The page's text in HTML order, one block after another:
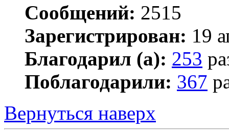
Сообщений: 2515
Зарегистрирован: 19
Благодарил (а): 253
Поблагодарили: 367
Вернуться наверх